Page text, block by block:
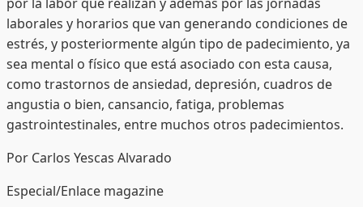
laborales y horarios que van generando condiciones de
estrés, y posteriormente algún tipo de padecimiento, ya
sea mental o físico que está asociado con esta causa,
como trastornos de ansiedad, depresión, cuadros de
angustia o bien, cansancio, fatiga, problemas
gastrointestinales, entre muchos otros padecimientos.
Por Carlos Yescas Alvarado
Especial/Enlace magazine